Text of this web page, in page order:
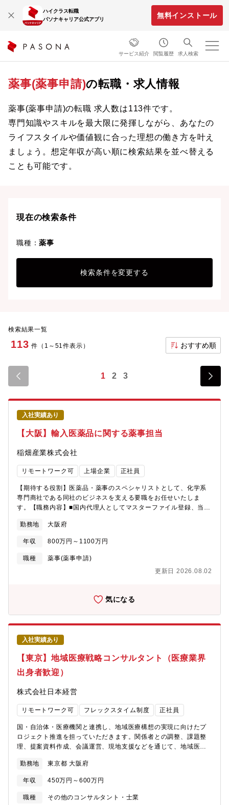
ハイクラス転職
パソナキャリア公式アプリ
無料インストール
サービス紹介 閲覧履歴 求人検索
薬事(薬事申請)の転職・求人情報
薬事(薬事申請)の転職 求人数は113件です。
専門知識やスキルを最大限に発揮しながら、あなたの
ライフスタイルや価値観に合った理想の働き方を叶え
ましょう。想定年収が高い順に検索結果を並べ替える
ことも可能です。
現在の検索条件
職種：薬事
検索条件を変更する
検索結果一覧
113 件（1～51件表示） おすすめ順
1 2 3
入社実績あり
【大阪】輸入医薬品に関する薬事担当
稲畑産業株式会社
リモートワーク可 上場企業 正社員
【期待する役割】医薬品・薬事のスペシャリストとして、化学系
専門商社である同社のビジネスを支える要職をお任せいたしま
す。【職務内容】■国内代理人としてマスターファイル登録、当局
（原薬）の製造（表示・保管）・試験に関するGMP業務■外国製
造業者の実地監査業務■その他、商社に必要な化学品に関する規制
管理全般 など＜定年＞65歳（70歳まで再雇用制度あり）【本
ポジションの魅力】■薬事がメイン業務になりますが、輸出入関連
はメーカーではなく商社であるため、取扱品目が幅広いのが特徴
きな方にはオススメのポジションです！【募集背景】同社の生活
産業本部では、主に医薬・家庭用品の原料を取り扱う「ライフサ
イエンスビジネス」と、農産物・水産物を取り扱う「食品ビジネ
ス」を展開していますが、特にライフサイエンス関連の売上が好
調であり、原薬の輸入量や品目数も増加していることから、この
たび組織力強化のため人材を募集いたします。
勤務地 大阪府
年収 800万円～1100万円
職種
薬事(薬事申請)
更新日 2026.08.02
気になる
入社実績あり
【東京】地域医療戦略コンサルタント（医療業界
出身者歓迎）
株式会社日本経営
リモートワーク可 フレックスタイム制度 正社員
国・自治体・医療機関と連携し、地域医療構想の実現に向けたプ
ロジェクト推進を担っていただきます。関係者との調整、課題整
理、提案資料作成、会議運営、現地支援などを通じて、地域医療
供体制に関するデータ分析、現状把握・地域医療構想の実行支援
資料・病床再編のシミュレーション等の作成・医療機関・自治
体・都道府県との協議や打合せ・医療計画・再編計画などのスト
ーリー設計と文書化・住民説明や議会説明に向けた検討資料の作
勤務地 東京都 大阪府
年収 450万円～600万円
職種
その他のコンサルタント・士業